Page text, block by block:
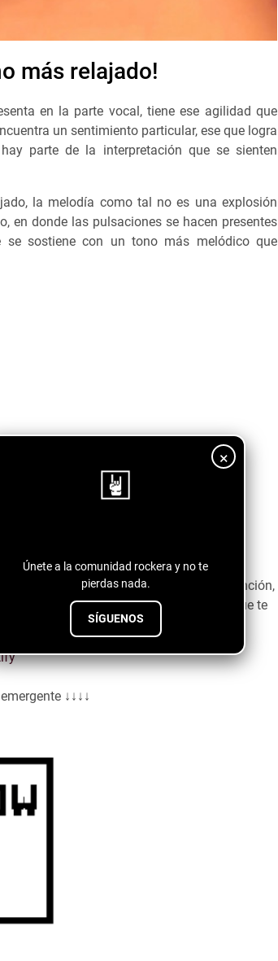
×
Únete a la comunidad rockera y no te
pierdas nada.
SÍGUENOS
más relajado!
en la parte vocal, tiene ese agilidad que
un sentimiento particular, ese que logra
parte de la interpretación que se sienten
la melodía como tal no es una explosión
en donde las pulsaciones se hacen presentes
se sostiene con un tono más melódico que
energía, esta canción va a atrapar tu atención,
déjate llevar por la experiencia sonora que te
↓↓↓↓